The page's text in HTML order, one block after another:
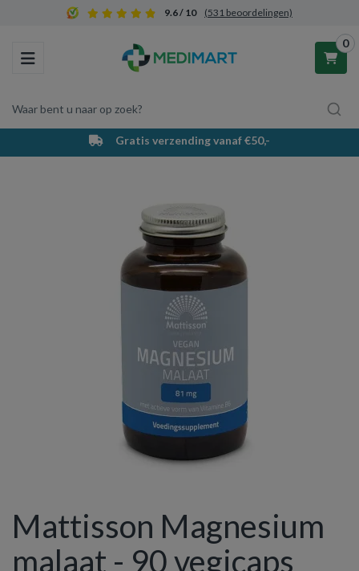
9.6 / 10 (531 beoordelingen)
Toggle navigation
Waar bent u naar op zoek?
0
Winkelwagen
Uw winkelwagen is leeg.
Vul hem met producten.
Gratis verzending vanaf €50,-
Mattisson Magnesium
malaat - 90 vegicaps